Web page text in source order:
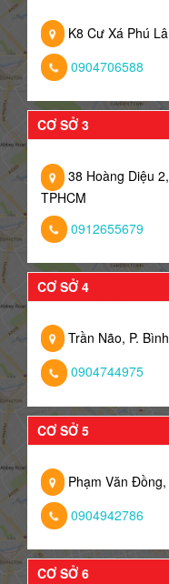
K8 Cư Xá Phú
0904706588
CƠ SỞ 3
38 Hoàng Diệu
TPHCM
0912655679
CƠ SỞ 4
Trần Não, P.
0904744975
CƠ SỞ 5
Phạm Văn
0904942786
CƠ SỞ 6